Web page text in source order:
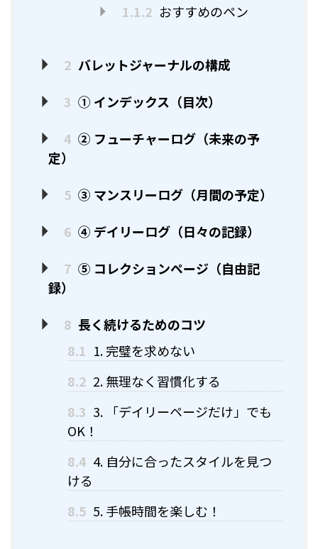
1.1.2 おすすめのペン
2 バレットジャーナルの構成
3 ① インデックス（目次）
4 ② フューチャーログ（未来の予
定）
5 ③ マンスリーログ（月間の予定）
6 ④ デイリーログ（日々の記録）
7 ⑤ コレクションページ（自由記
録）
8 長く続けるためのコツ
8.1 1. 完璧を求めない
8.2 2. 無理なく習慣化する
8.3 3. 「デイリーページだけ」でも
OK！
8.4 4. 自分に合ったスタイルを見つ
ける
8.5 5. 手帳時間を楽しむ！